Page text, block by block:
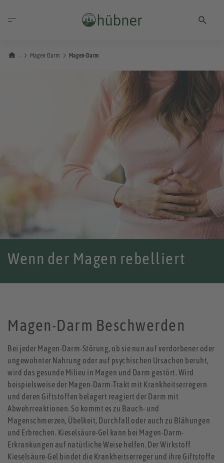
Magen-Darm Magen-Darm
Wenn der Magen rebelliert
Magen-Darm Beschwerden
Bei jeder Magen-Darm-Störung, ob sie nun auf verdorbener oder
ungewohnter Nahrung oder auf psychischen Ursachen beruht,
wird das gesunde Milieu in Magen und Darm gestört. Wird
beispielsweise der Magen-Darm-Trakt mit Krankheitserregern
und deren Giftstoffen belagert reagiert der Darm mit
Abwehrreaktionen. So kommt es zu Bauch- und
Magenschmerzen, Übelkeit, Durchfall oder auch zu Blähungen
und Erbrechen. Kieselsäure-Gel kann bei Magen-Darm-
Erkrankungen auf natürliche Weise helfen. Der Wirkstoff
Kieselsäure-Gel bindet die Krankheitserreger und ihre Giftstoffe